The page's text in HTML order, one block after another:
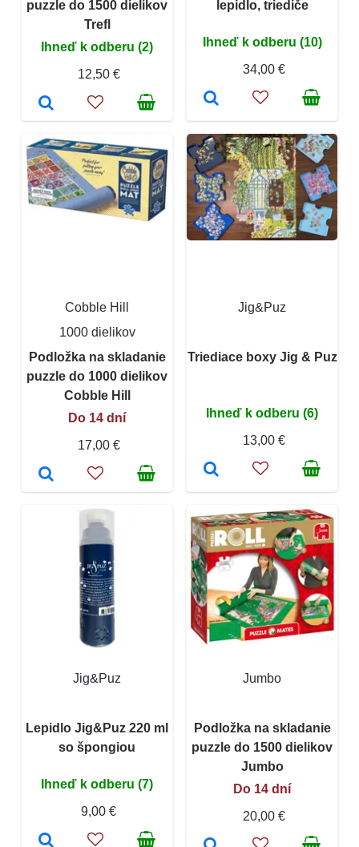
puzzle do 1500 dielikov
Trefl
Ihneď k odberu (2)
12,50 €
lepidlo, triediče
Ihneď k odberu (10)
34,00 €
Cobble Hill
1000 dielikov
Podložka na skladanie
puzzle do 1000 dielikov
Cobble Hill
Do 14 dní
17,00 €
Jig&Puz
Triediace boxy Jig & Puz
Ihneď k odberu (6)
13,00 €
Jig&Puz
Lepidlo Jig&Puz 220 ml
so špongiou
Ihneď k odberu (7)
9,00 €
Jumbo
Podložka na skladanie
puzzle do 1500 dielikov
Jumbo
Do 14 dní
20,00 €